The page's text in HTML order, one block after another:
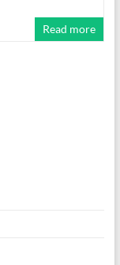
Read more